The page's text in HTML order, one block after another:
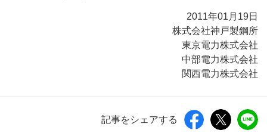
2011年01月19日
株式会社神戸製鋼所
東京電力株式会社
中部電力株式会社
関西電力株式会社
記事をシェアする